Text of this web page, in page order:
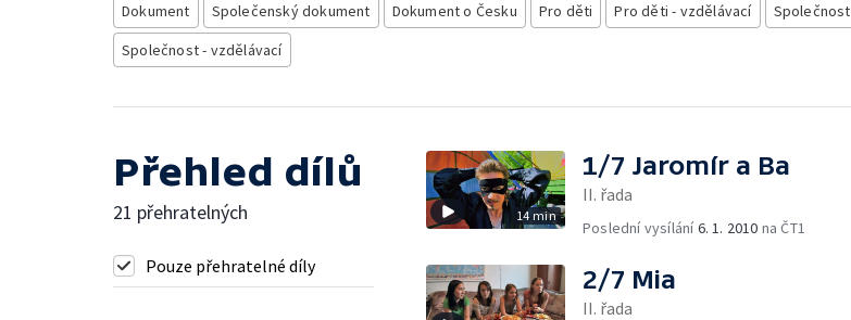
Dokument Společenský dokument Dokument o Česku Pro děti Pro děti - vzdělávací Společnost
Společnost - vzdělávací
Přehled dílů
21 přehratelných
Pouze přehratelné díly
14 min
1/7 Jaromír a Ba
II. řada
Poslední vysílání6. 1. 2010 na ČT1
2/7 Mia
II. řada